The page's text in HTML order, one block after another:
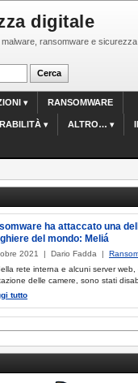
digitale
ransomware e sicurezza
RANSOMWARE
ALTRO…
ha attaccato una
del mondo: Meliá
2021 | Dario Fadda |
rete interna e alcuni server web,
delle camere, sono stati
tutto